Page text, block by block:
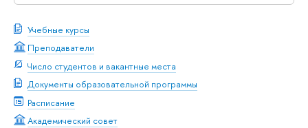
Учебные курсы
Преподаватели
Число студентов и вакантные места
Документы образовательной программы
Расписание
Академический совет